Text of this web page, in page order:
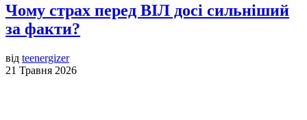
Чому страх перед ВІЛ досі сильніший
за факти?
від teenergizer
21 Травня 2026